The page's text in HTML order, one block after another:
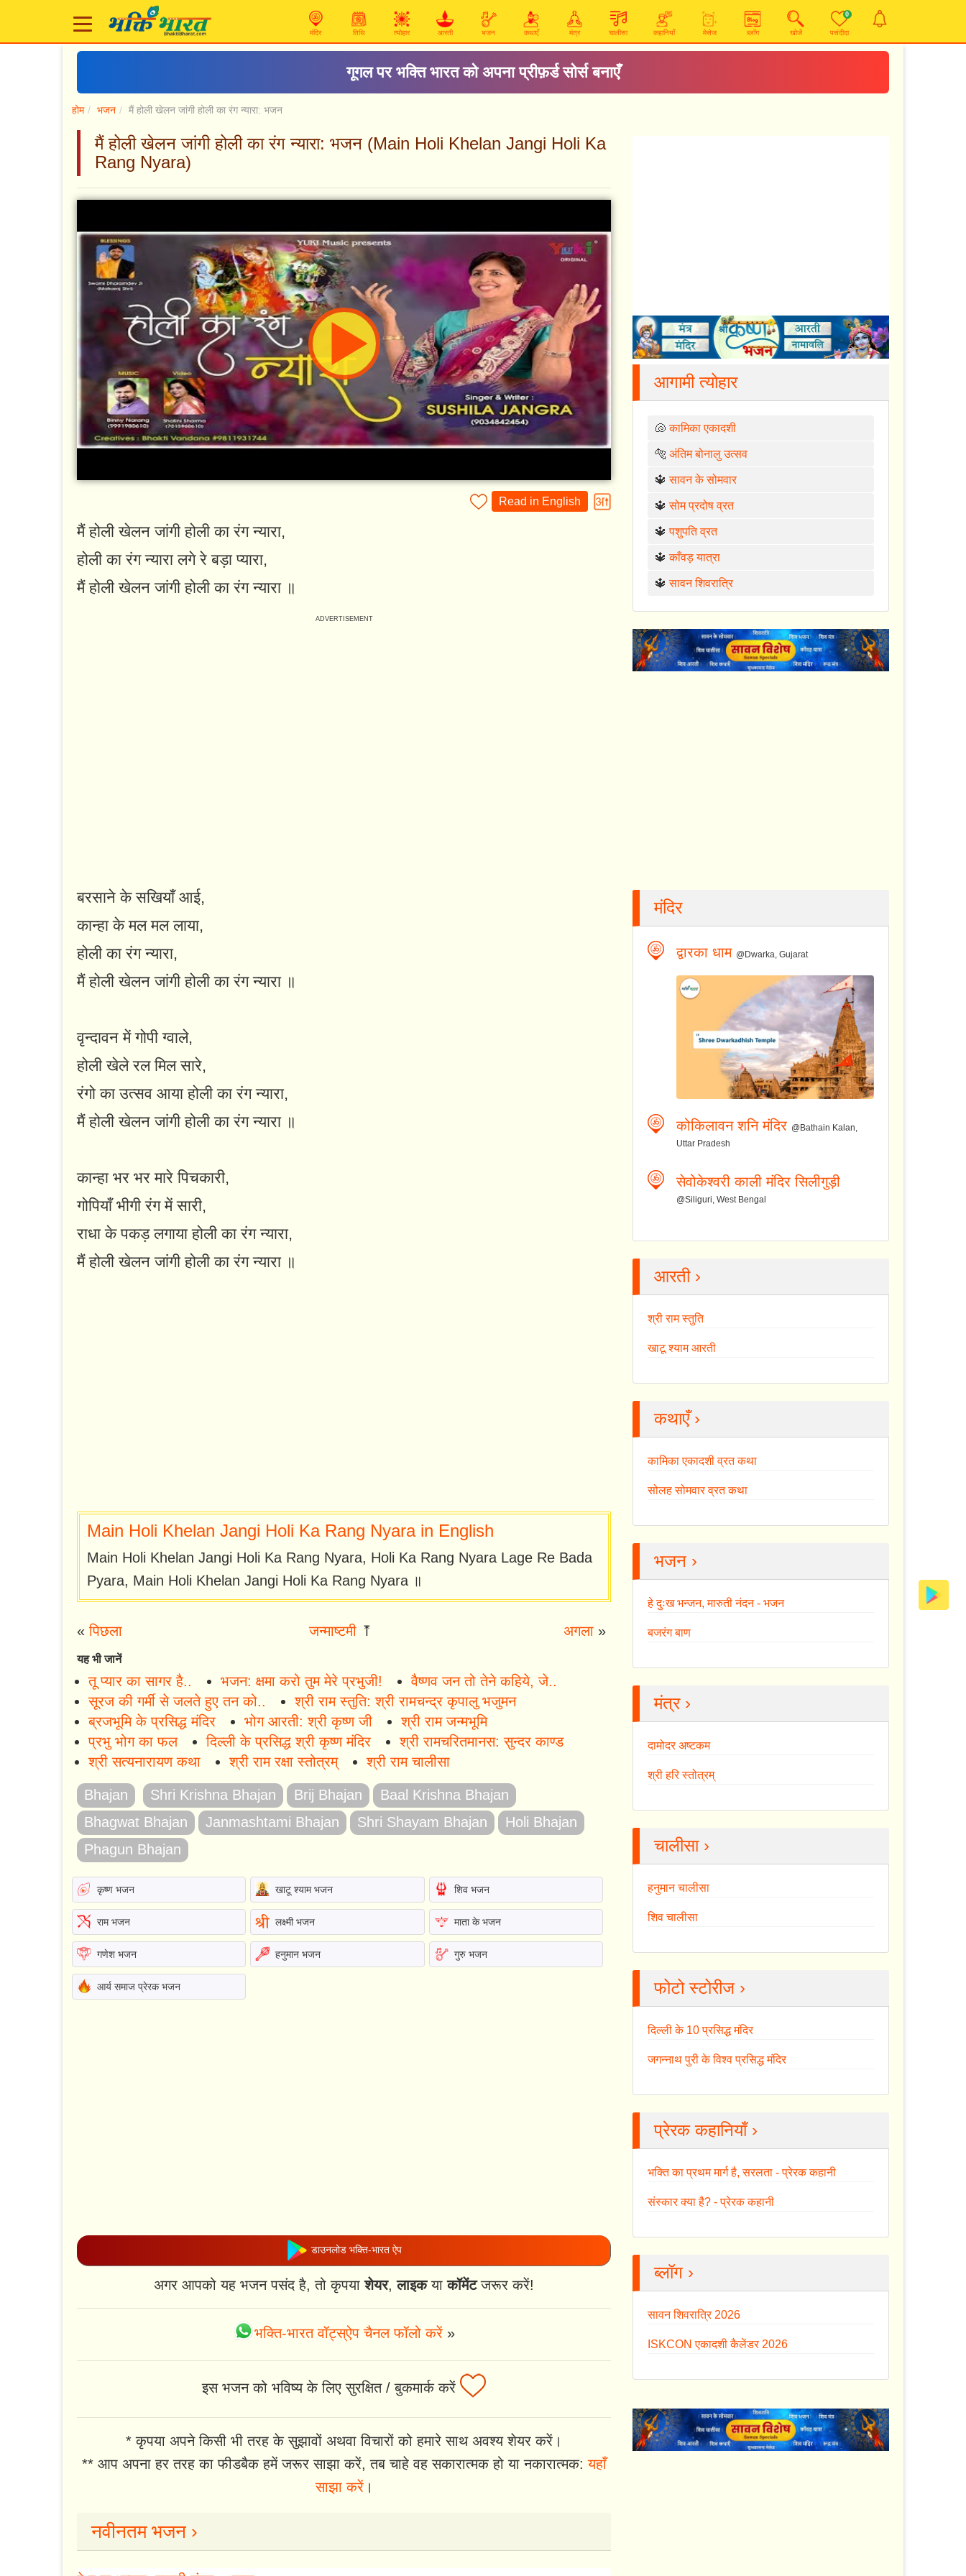
मंदिर तिथि त्योहार आरती भजन कथाएँ मंत्र चालीसा कहानियाँ मेसेज ब्लॉग खोजें
0
पसंदीदा
गूगल पर भक्ति भारत को अपना प्रीफ़र्ड सोर्स बनाएँ
होम भजन मैं होली खेलन जांगी होली का रंग न्यारा: भजन
मैं होली खेलन जांगी होली का रंग न्यारा: भजन (Main Holi Khelan Jangi Holi Ka
Rang Nyara)
Read in English
मैं होली खेलन जांगी होली का रंग न्यारा,
होली का रंग न्यारा लगे रे बड़ा प्यारा,
मैं होली खेलन जांगी होली का रंग न्यारा ॥
बरसाने के सखियाँ आई,
कान्हा के मल मल लाया,
होली का रंग न्यारा,
मैं होली खेलन जांगी होली का रंग न्यारा ॥
वृन्दावन में गोपी ग्वाले,
होली खेले रल मिल सारे,
रंगो का उत्सव आया होली का रंग न्यारा,
मैं होली खेलन जांगी होली का रंग न्यारा ॥
कान्हा भर भर मारे पिचकारी,
गोपियाँ भीगी रंग में सारी,
राधा के पकड़ लगाया होली का रंग न्यारा,
मैं होली खेलन जांगी होली का रंग न्यारा ॥
Main Holi Khelan Jangi Holi Ka Rang Nyara in English
Main Holi Khelan Jangi Holi Ka Rang Nyara, Holi Ka Rang Nyara Lage Re Bada
Pyara, Main Holi Khelan Jangi Holi Ka Rang Nyara ॥
«पिछला जन्माष्टमी ⤒ अगला»
यह भी जानें
तू प्यार का सागर है.. भजन: क्षमा करो तुम मेरे प्रभुजी!
वैष्णव जन तो तेने कहिये, जे..
सूरज की गर्मी से जलते हुए तन को..
श्री राम स्तुति: श्री रामचन्द्र कृपालु भजुमन
ब्रजभूमि के प्रसिद्ध मंदिर
भोग आरती: श्री कृष्ण जी
श्री राम जन्मभूमि
प्रभु भोग का फल
दिल्ली के प्रसिद्ध श्री कृष्ण मंदिर
श्री रामचरितमानस: सुन्दर काण्ड
श्री सत्यनारायण कथा
श्री राम रक्षा स्तोत्रम् श्री राम चालीसा
Bhajan Shri Krishna Bhajan Brij Bhajan
Baal Krishna Bhajan
Bhagwat Bhajan
Janmashtami Bhajan Shri Shayam Bhajan
Holi Bhajan
Phagun Bhajan
कृष्ण भजन खाटू श्याम भजन शिव भजन
राम भजन लक्ष्मी भजन माता के भजन
गणेश भजन हनुमान भजन गुरु भजन
आर्य समाज प्रेरक भजन
डाउनलोड भक्ति-भारत ऐप
अगर आपको यह भजन पसंद है, तो कृपयाशेयर,लाइकयाकॉमेंटजरूर करें!
भक्ति-भारत वॉट्स्ऐप चैनल फॉलो करें »
इस भजन को भविष्य के लिए सुरक्षित / बुकमार्क करें
* कृपया अपने किसी भी तरह के सुझावों अथवा विचारों को हमारे साथ अवश्य शेयर करें।
** आप अपना हर तरह का फीडबैक हमें जरूर साझा करें, तब चाहे वह सकारात्मक हो या नकारात्मक:यहाँ
साझा करें।
नवीनतम भजन ›
आगामी त्योहार
🐚कामिका एकादशी
🐅अंतिम बोनालु उत्सव
🔱सावन के सोमवार
🔱सोम प्रदोष व्रत
🔱पशुपति व्रत
🔱काँवड़ यात्रा
🔱सावन शिवरात्रि
मंदिर
द्वारका धाम @Dwarka, Gujarat
कोकिलावन शनि मंदिर @Bathain Kalan,
Uttar Pradesh
सेवोकेश्वरी काली मंदिर सिलीगुड़ी
@Siliguri, West Bengal
आरती ›
श्री राम स्तुति
खाटू श्याम आरती
कथाएँ ›
कामिका एकादशी व्रत कथा
सोलह सोमवार व्रत कथा
भजन ›
हे दुःख भन्जन, मारुती नंदन - भजन
बजरंग बाण
मंत्र ›
दामोदर अष्टकम
श्री हरि स्तोत्रम्
चालीसा ›
हनुमान चालीसा
शिव चालीसा
फोटो स्टोरीज ›
दिल्ली के 10 प्रसिद्ध मंदिर
जगन्नाथ पुरी के विश्व प्रसिद्ध मंदिर
प्रेरक कहानियाँ ›
भक्ति का प्रथम मार्ग है, सरलता - प्रेरक कहानी
संस्कार क्या है? - प्रेरक कहानी
ब्लॉग ›
सावन शिवरात्रि 2026
ISKCON एकादशी कैलेंडर 2026